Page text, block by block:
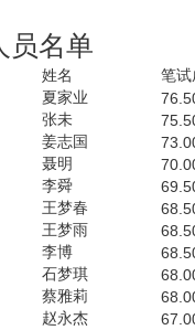
名单
姓名
笔试
夏家业
张未
姜志国
聂明
李舜
王梦春
王梦雨
李博
石梦琪
蔡雅莉
赵永杰